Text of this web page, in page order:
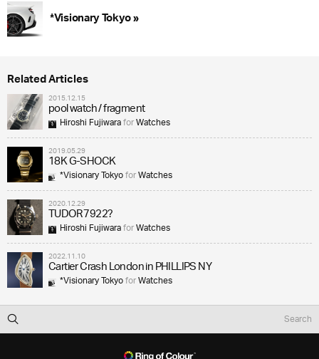
*Visionary Tokyo »
Related Articles
2015.12.15
pool watch / fragment
Hiroshi FujiwaraforWatches
2019.05.29
18K G-SHOCK
*Visionary TokyoforWatches
2020.12.29
TUDOR 7922?
Hiroshi FujiwaraforWatches
2022.11.10
Cartier Crash London in PHILLIPS NY
*Visionary TokyoforWatches